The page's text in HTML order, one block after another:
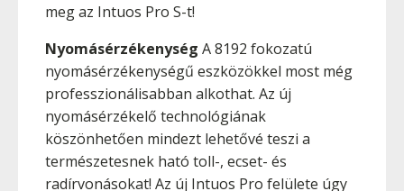
meg az Intuos Pro S-t!
Nyomásérzékenység A 8192 fokozatú
nyomásérzékenységű eszközökkel most még
professzionálisabban alkothat. Az új
nyomásérzékelő technológiának
köszönhetően mindezt lehetővé teszi a
természetesnek ható toll-, ecset- és
radírvonásokat! Az új Intuos Pro felülete úgy